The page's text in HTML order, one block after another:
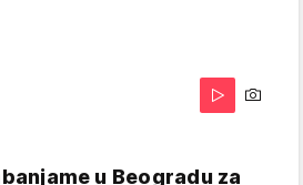
u Beogradu za